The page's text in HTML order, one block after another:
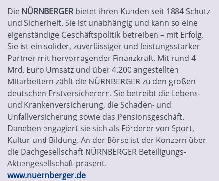
Die NÜRNBERGERbietet ihren Kunden seit 1884 Schutz
und Sicherheit. Sie ist unabhängig und kann so eine
eigenständige Geschäftspolitik betreiben – mit Erfolg.
Sie ist ein solider, zuverlässiger und leistungsstarker
Partner mit hervorragender Finanzkraft. Mit rund 4
Mrd. Euro Umsatz und über 4.200 angestellten
Mitarbeitern zählt die NÜRNBERGER zu den großen
deutschen Erstversicherern. Sie betreibt die Lebens-
und Krankenversicherung, die Schaden- und
Unfallversicherung sowie das Pensionsgeschäft.
Daneben engagiert sie sich als Förderer von Sport,
Kultur und Bildung. An der Börse ist der Konzern über
die Dachgesellschaft NÜRNBERGER Beteiligungs-
Aktiengesellschaft präsent.
www.nuernberger.de